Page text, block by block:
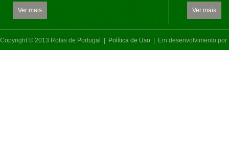
Ver mais Ver mais
Copyright © 2013 Rotas de Portugal | Política de Uso | Em desenvolvimento por